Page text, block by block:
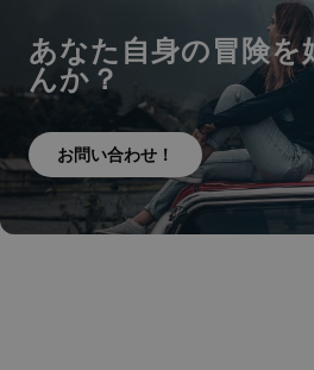
あなた自身の冒険を
んか？
お問い合わせ！